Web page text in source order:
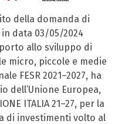
della domanda di
data 03/05/2024
allo sviluppo di
micro, piccole e medie
FESR 2021–2027, ha
dell’Unione Europea,
ITALIA 21–27, per la
di investimenti volto al